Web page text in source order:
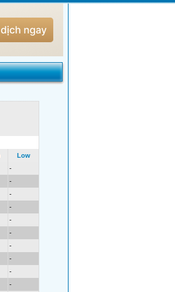
Low
-
-
-
-
-
-
-
-
-
-